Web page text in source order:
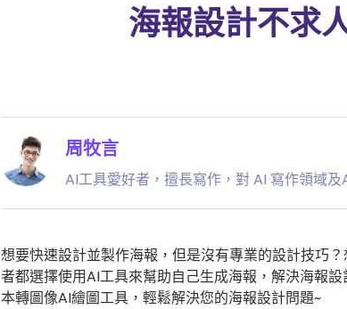
海報設計不求
周牧言
AI工具愛好者，擅長寫作，對 AI 寫作領域
想要快速設計並製作海報，但是沒有專業的設計技巧
者都選擇使用AI工具來幫助自己生成海報，解決海報
本轉圖像AI繪圖工具，輕鬆解決您的海報設計問題~